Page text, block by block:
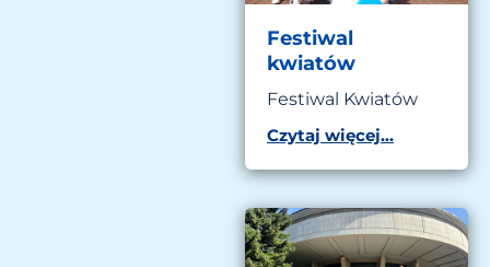
Festiwal
kwiatów
Festiwal Kwiatów
Czytaj więcej...